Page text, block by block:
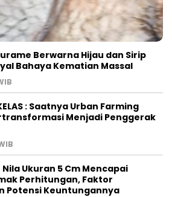
Berwarna Hijau dan Sirip
Bahaya Kematian Massal
KELAS : Saatnya Urban Farming
Menjadi Penggerak
Ukuran 5 Cm Mencapai
Perhitungan, Faktor
Potensi Keuntungannya